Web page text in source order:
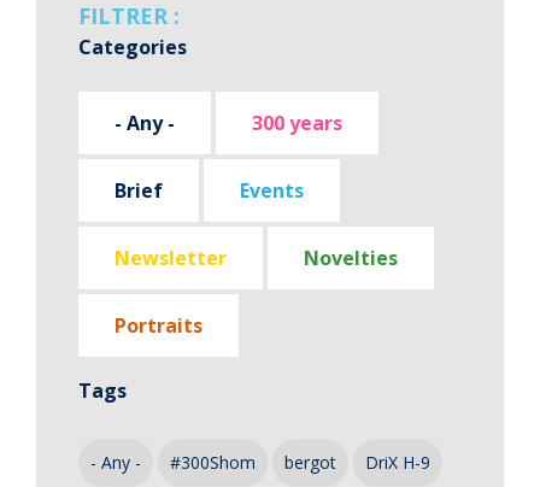
FILTRER :
Categories
- Any - 300 years
Brief Events
Newsletter Novelties
Portraits
Tags
- Any - #300Shom bergot DriX H-9